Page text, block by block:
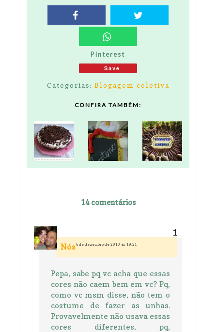
Pinterest
Save
Categorias: Blogagem coletiva
CONFIRA TAMBÉM:
14 comentários
Nós 4 de dezembro de 2010 às 19:21
Pepa, sabe pq vc acha que essas
cores não caem bem em vc? Pq,
como vc msm disse, não tem o
costume de fazer as unhas.
Provavelmente não usava essas
cores diferentes, pq,